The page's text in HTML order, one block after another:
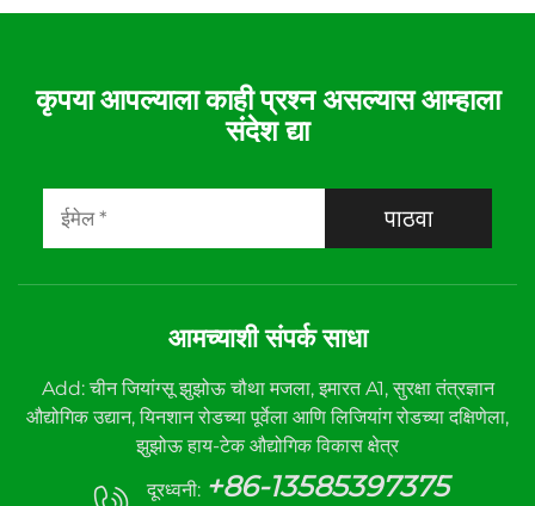
कृपया आपल्याला काही प्रश्न असल्यास आम्हाला
संदेश द्या
पाठवा
आमच्याशी संपर्क साधा
Add: चीन जियांग्सू झुझोऊ चौथा मजला, इमारत A1, सुरक्षा तंत्रज्ञान
औद्योगिक उद्यान, यिनशान रोडच्या पूर्वेला आणि लिजियांग रोडच्या दक्षिणेला,
झुझोऊ हाय-टेक औद्योगिक विकास क्षेत्र
दूरध्वनी: +86-13585397375